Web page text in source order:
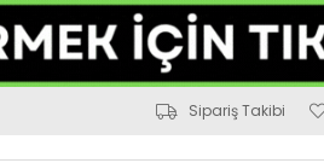
Sipariş Takibi